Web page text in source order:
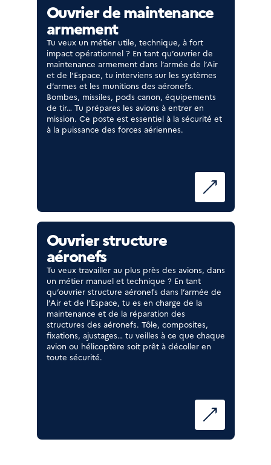
Ouvrier de maintenance
armement
Tu veux un métier utile, technique, à fort
impact opérationnel ? En tant qu’ouvrier de
maintenance armement dans l’armée de l’Air
et de l’Espace, tu interviens sur les systèmes
d’armes et les munitions des aéronefs.
Bombes, missiles, pods canon, équipements
de tir… Tu prépares les avions à entrer en
mission. Ce poste est essentiel à la sécurité et
à la puissance des forces aériennes.
Ouvrier structure
aéronefs
Tu veux travailler au plus près des avions, dans
un métier manuel et technique ? En tant
qu’ouvrier structure aéronefs dans l’armée de
l’Air et de l’Espace, tu es en charge de la
maintenance et de la réparation des
structures des aéronefs. Tôle, composites,
fixations, ajustages… tu veilles à ce que chaque
avion ou hélicoptère soit prêt à décoller en
toute sécurité.